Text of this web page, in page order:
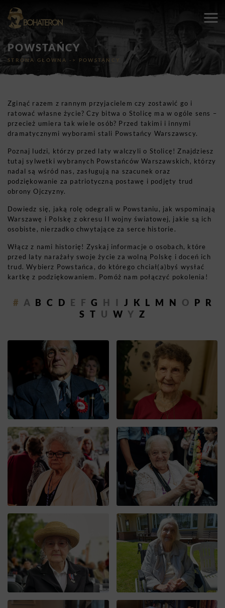
POWSTAŃCY
STRONA GŁÓWNA -> POWSTAŃCY
Zginąć razem z rannym przyjacielem czy zostawić go i
ratować własne życie? Czy bitwa o Stolicę ma w ogóle sens –
przecież umiera tak wiele osób? Przed takimi i innymi
dramatycznymi wyborami stali Powstańcy Warszawscy.
Poznaj ludzi, którzy przed laty walczyli o Stolicę! Znajdziesz
tutaj sylwetki wybranych Powstańców Warszawskich, którzy
nadal są wśród nas, zasługują na szacunek oraz
podziękowanie za patriotyczną postawę i podjęty trud
obrony Ojczyzny.
Dowiedz się, jaką rolę odegrali w Powstaniu, jak wspominają
Warszawę i Polskę z okresu II wojny światowej, jakie są ich
osobiste, nierzadko chwytające za serce historie.
Włącz z nami historię! Zyskaj informacje o osobach, które
przed laty narażały swoje życie za wolną Polskę i doceń ich
trud. Wybierz Powstańca, do którego chciał(a)byś wysłać
kartkę z podziękowaniem. Pomóż nam połączyć pokolenia!
# A B C D E F G H I J K L M N O P R
S T U W Y Z